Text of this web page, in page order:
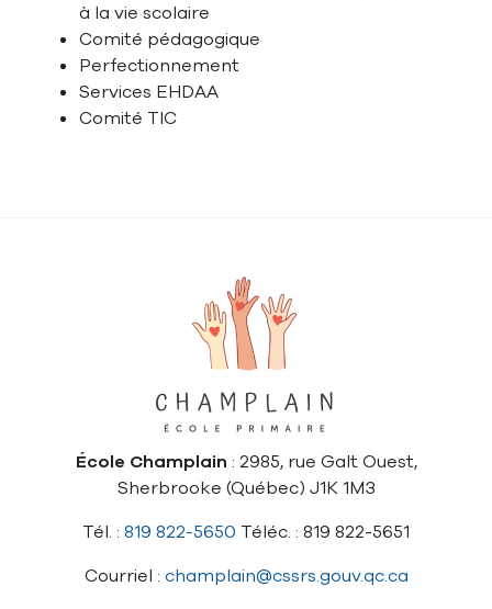
à la vie scolaire
Comité pédagogique
Perfectionnement
Services EHDAA
Comité TIC
École Champlain : 2985, rue Galt Ouest,
Sherbrooke (Québec) J1K 1M3
Tél. : 819 822-5650 Téléc. : 819 822-5651
Courriel : champlain@cssrs.gouv.qc.ca